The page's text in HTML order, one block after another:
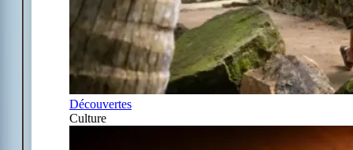
Découvertes
Culture